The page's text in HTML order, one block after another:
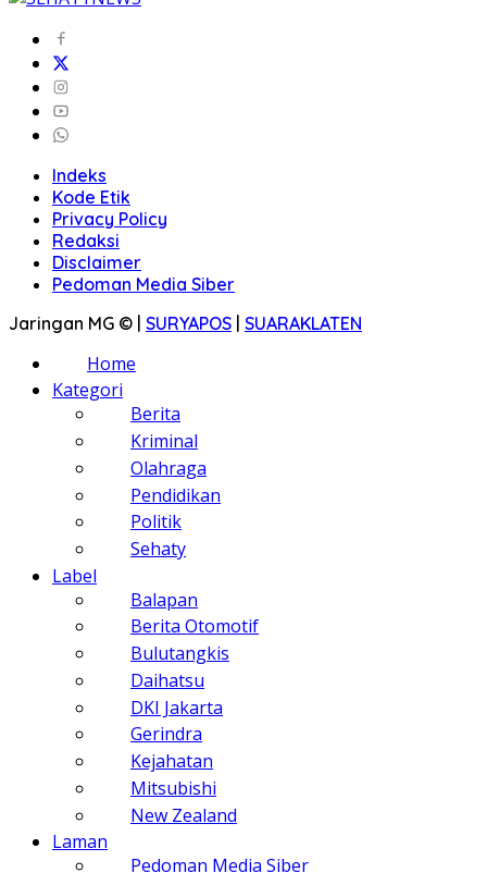
Indeks
Kode Etik
Privacy Policy
Redaksi
Disclaimer
Pedoman Media Siber
Jaringan MG © | SURYAPOS | SUARAKLATEN
Home
Kategori
Berita
Kriminal
Olahraga
Pendidikan
Politik
Sehaty
Label
Balapan
Berita Otomotif
Bulutangkis
Daihatsu
DKI Jakarta
Gerindra
Kejahatan
Mitsubishi
New Zealand
Laman
Pedoman Media Siber